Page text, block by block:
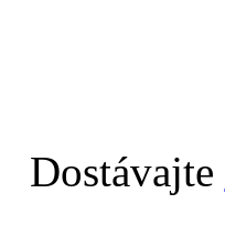
Dostávajte